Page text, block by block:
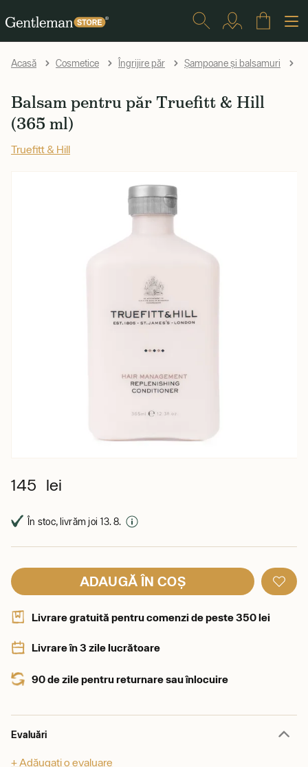
Acasă Cosmetice Îngrijire păr Șampoane și balsamuri
Balsam pentru păr Truefitt & Hill
(365 ml)
Truefitt & Hill
145 lei
În stoc, livrăm joi 13. 8.
ADAUGĂ ÎN COȘ
Livrare gratuită pentru comenzi de peste 350 lei
Livrare în 3 zile lucrătoare
90 de zile pentru returnare sau înlocuire
Evaluări
+ Adăugați o evaluare